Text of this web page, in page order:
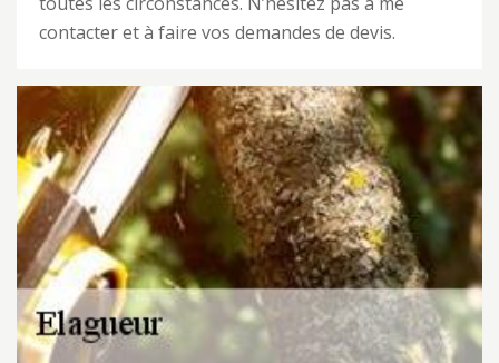
contacter et à faire vos demandes de devis.